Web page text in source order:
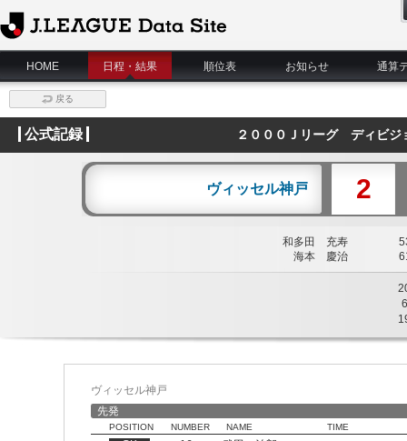
J.League Data Site
HOME
日程・結果 順位表 お知らせ 通算
戻る
公式記録 ２０００Ｊリーグ ディビ
ヴィッセル神戸 2
和多田 充寿
海本 慶治
6
ヴィッセル神戸
先発
POSITION NUMBER NAME TIME